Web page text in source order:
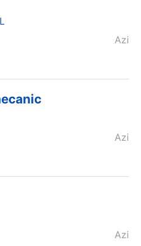
Azi
Azi
Azi